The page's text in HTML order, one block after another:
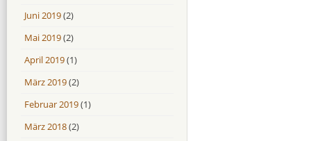
Juni 2019(2)
Mai 2019(2)
April 2019(1)
März 2019(2)
Februar 2019(1)
März 2018(2)